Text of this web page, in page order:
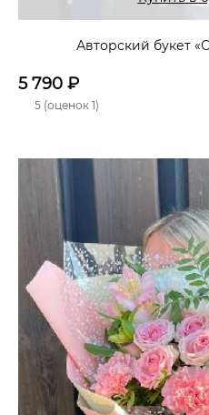
Авторский букет
5 790 ₽
5 (оценок 1)